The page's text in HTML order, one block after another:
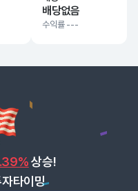
배당없음
수익률 ---
상승!
타이밍